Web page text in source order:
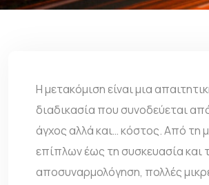
Η μετακόμιση είναι μια
διαδικασία που συνοδεύεται
άγχος αλλά και… κόστος. Από τη
επίπλων έως τη συσκευασία και
αποσυναρμολόγηση, πολλές